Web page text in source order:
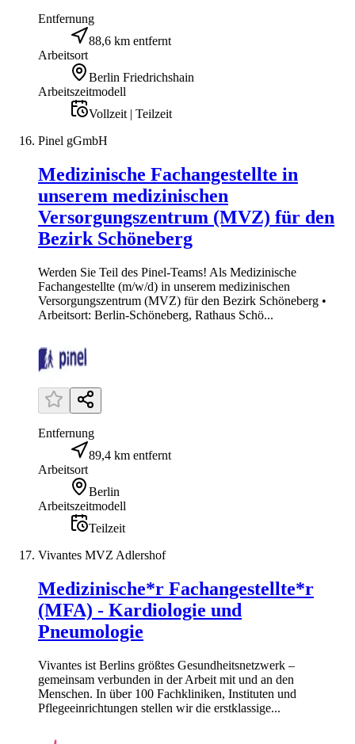
Entfernung
88,6 km entfernt
Arbeitsort
Berlin Friedrichshain
Arbeitszeitmodell
Vollzeit | Teilzeit
Pinel gGmbH
Medizinische Fachangestellte in
unserem medizinischen
Versorgungszentrum (MVZ) für den
Bezirk Schöneberg
Werden Sie Teil des Pinel-Teams! Als Medizinische
Fachangestellte (m/w/d) in unserem medizinischen
Versorgungszentrum (MVZ) für den Bezirk Schöneberg •
Arbeitsort: Berlin-Schöneberg, Rathaus Schö...
Entfernung
89,4 km entfernt
Arbeitsort
Berlin
Arbeitszeitmodell
Teilzeit
Vivantes MVZ Adlershof
Medizinische*r Fachangestellte*r
(MFA) - Kardiologie und
Pneumologie
Vivantes ist Berlins größtes Gesundheitsnetzwerk –
gemeinsam verbunden in der Arbeit mit und an den
Menschen. In über 100 Fachkliniken, Instituten und
Pflegeeinrichtungen stellen wir die erstklassige...